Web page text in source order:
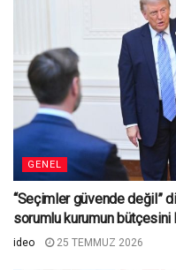
GENEL
“Seçimler güvende değil”
sorumlu kurumun bütçesini
ideo 25 TEMMUZ 2026